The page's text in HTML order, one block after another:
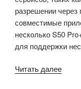
разрешении
совместимые
несколько S50
для поддержки
Читать далее